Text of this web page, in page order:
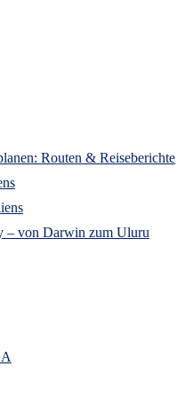
Routen & Reiseberichte
– von Darwin zum Uluru